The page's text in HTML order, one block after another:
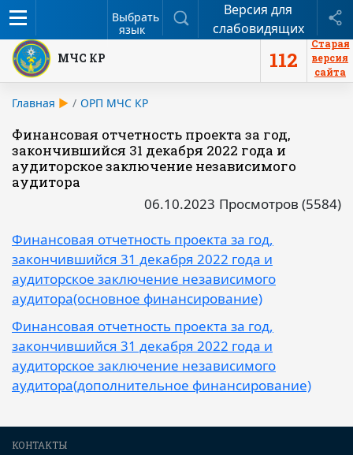
Меню
Выбрать
язык
ПоискВерсия для
слабовидящих
МЧС КР 112
Старая
версия
сайта
Главная ОРП МЧС КР
Финансовая отчетность проекта за год,
закончившийся 31 декабря 2022 года и
аудиторское заключение независимого
аудитора
06.10.2023 Просмотров (5584)
Финансовая отчетность проекта за год,
закончившийся 31 декабря 2022 года и
аудиторское заключение независимого
аудитора(основное финансирование)
Финансовая отчетность проекта за год,
закончившийся 31 декабря 2022 года и
аудиторское заключение независимого
аудитора(дополнительное финансирование)
КОНТАКТЫ